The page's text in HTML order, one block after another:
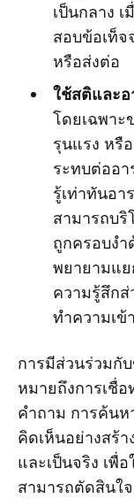
เป็นกลาง
สอบข้อเท็จ
หรือส่งต่อ
ใช้สติและ
โดยเฉพาะ
รุนแรง หรื
ระทบต่ออ
รู้เท่าทันอา
สามารถบริ
ถูกครอบงำ
พยายามแย
ความรู้สึก
ทำความเ
การมีส่วนร่วมกั
หมายถึงการเชื่
คำถาม การค้น
คิดเห็นอย่างสร้
และเป็นจริง เพื่
สามารถตัดสินใ